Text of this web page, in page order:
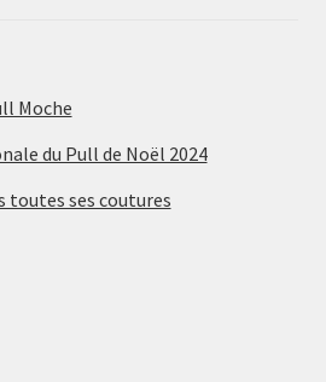
Moche
du Pull de Noël 2024
toutes ses coutures